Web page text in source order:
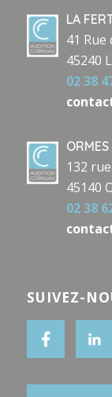
LA
41 Rue
45240
02 38
ORMES
132
45140
02 38
SUIVEZ-